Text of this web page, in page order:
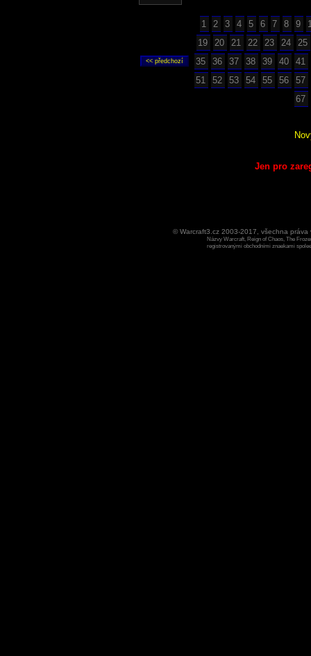
1 2 3 4 5 6 7 8 9
19
20 21 22 23 24
25
35
36 37 38 39 40
41
51
52 53 54 55 56
57
67
Jen pro
© Warcraft3.cz 2003-2017, všechna
Názvy Warcraft, Reign of Chaos, The
registrovanými obchodními znaekami